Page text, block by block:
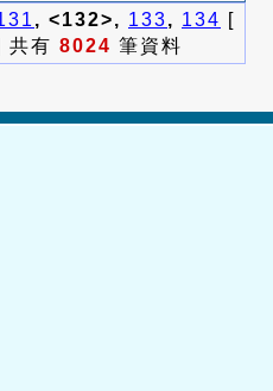
, <132>, 133, 134 [
共有 8024 筆資料